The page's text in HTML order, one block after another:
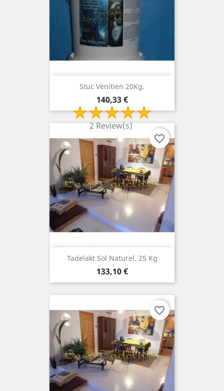
Stuc Vénitien 20Kg.
Prix
140,33 €
2 Review(s)
Tadelakt Sol Naturel. 25 Kg
Prix
133,10 €
favorite_border
favorite_border